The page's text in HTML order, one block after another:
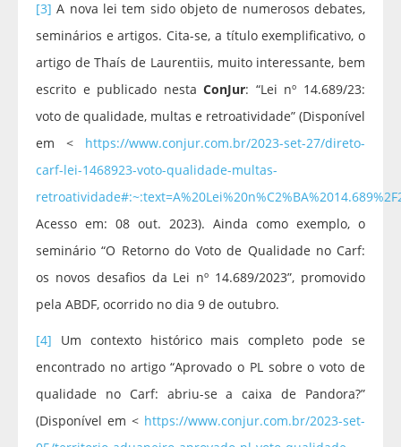
[3] A nova lei tem sido objeto de numerosos debates,
seminários e artigos. Cita-se, a título exemplificativo, o
artigo de Thaís de Laurentiis, muito interessante, bem
escrito e publicado nestaConJur: “Lei nº 14.689/23:
voto de qualidade, multas e retroatividade” (Disponível
em < https://www.conjur.com.br/2023-set-27/direto-
carf-lei-1468923-voto-qualidade-multas-
Acesso em: 08 out. 2023). Ainda como exemplo, o
seminário “O Retorno do Voto de Qualidade no Carf:
os novos desafios da Lei nº 14.689/2023”, promovido
pela ABDF, ocorrido no dia 9 de outubro.
[4] Um contexto histórico mais completo pode se
encontrado no artigo “Aprovado o PL sobre o voto de
qualidade no Carf: abriu-se a caixa de Pandora?”
(Disponível em < https://www.conjur.com.br/2023-set-